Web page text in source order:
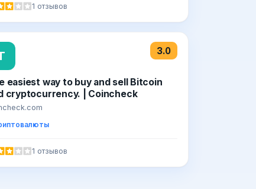
1 отзывов
3.0
easiest way to buy and sell Bitcoin
cryptocurrency. | Coincheck
1 отзывов